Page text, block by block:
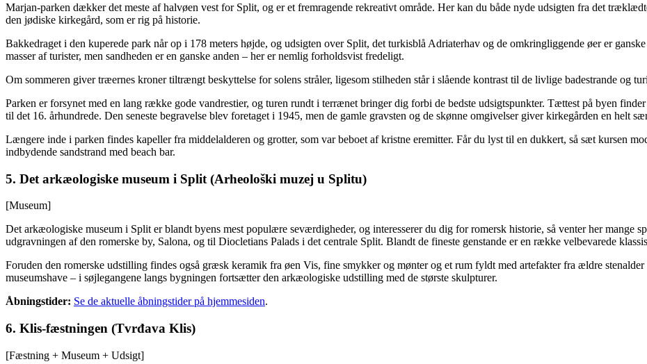
Marjan-parken dækker det meste af halvøen vest for Split, og er et fremragende rekreativt område. Her kan du både nyde udsigten fra det
den jødiske kirkegård, som er rig på historie.
Bakkedraget i den kuperede park når op i 178 meters højde, og udsigten over Split, det turkisblå Adriaterhav og de omkringliggende øer er
masser af turister, men sandheden er en ganske anden – her er nemlig forholdsvist fredeligt.
Om sommeren giver træernes kroner tiltrængt beskyttelse for solens stråler, ligesom stilheden står i slående kontrast til de livlige badestrande og
Parken er forsynet med en lang række gode vandrestier, og turen rundt i terrænet bringer dig forbi de bedste udsigtspunkter. Tættest på byen
til det 16. århundrede. Den seneste begravelse blev foretaget i 1945, men de gamle gravsten og de skønne omgivelser giver kirkegården en helt
Længere inde i parken findes kapeller fra middelalderen og grotter, som var beboet af kristne eremitter. Får du lyst til en dukkert, så sæt kursen
indbydende sandstrand med beach bar.
5. Det arkæologiske museum i Split (Arheološki muzej u Splitu)
[Museum]
Det arkæologiske museum i Split er blandt byens mest populære seværdigheder, og interesserer du dig for romersk historie, så venter her mange
udgravningen af den romerske by, Salona, og til Diocletians Palads i det centrale Split. Blandt de fineste genstande er en række velbevarede
Foruden den romerske udstilling findes også græsk keramik fra øen Vis, fine smykker og mønter og et rum fyldt med artefakter fra ældre
museumshave – i søjlegangene langs bygningen fortsætter den arkæologiske udstilling med de største skulpturer.
Åbningstider: Se de aktuelle åbningstider på hjemmesiden.
6. Klis-fæstningen (Tvrđava Klis)
[Fæstning + Museum + Udsigt]